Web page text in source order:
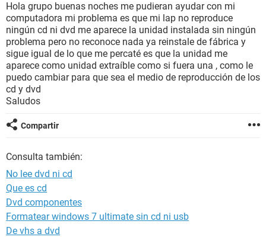
Hola grupo buenas noches me pudieran ayudar con mi
computadora mi problema es que mi lap no reproduce
ningún cd ni dvd me aparece la unidad instalada sin ningún
problema pero no reconoce nada ya reinstale de fábrica y
sigue igual de lo que me percaté es que la unidad me
aparece como unidad extraíble como si fuera una , como le
puedo cambiar para que sea el medio de reproducción de los
cd y dvd
Saludos
Compartir
Consulta también:
No lee dvd ni cd
Que es cd
Dvd componentes
Formatear windows 7 ultimate sin cd ni usb
De vhs a dvd